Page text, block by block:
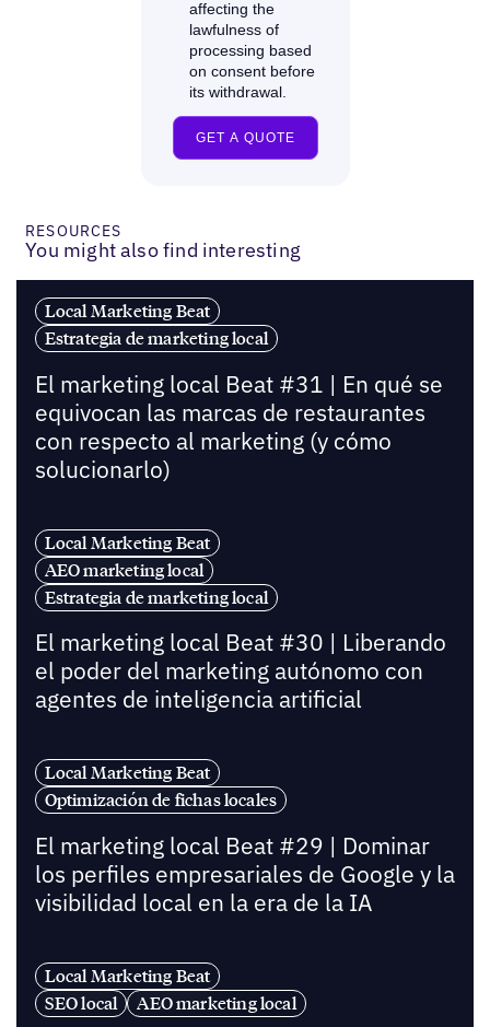
RESOURCES
You might also find interesting
Local Marketing Beat
Estrategia de marketing local
El marketing local Beat #31 | En qué se
equivocan las marcas de restaurantes
con respecto al marketing (y cómo
solucionarlo)
Local Marketing Beat
AEO marketing local
Estrategia de marketing local
El marketing local Beat #30 | Liberando
el poder del marketing autónomo con
agentes de inteligencia artificial
Local Marketing Beat
Optimización de fichas locales
El marketing local Beat #29 | Dominar
los perfiles empresariales de Google y la
visibilidad local en la era de la IA
Local Marketing Beat
SEO local
AEO marketing local